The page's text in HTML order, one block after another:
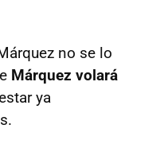
no se lo
Márquez volará
ya